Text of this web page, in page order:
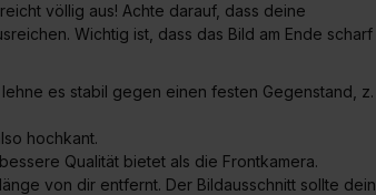
völlig aus! Achte darauf, dass deine
Wichtig ist, dass das Bild am Ende scharf
es stabil gegen einen festen Gegenstand, z.
hochkant.
Qualität bietet als die Frontkamera.
von dir entfernt. Der Bildausschnitt sollte dein